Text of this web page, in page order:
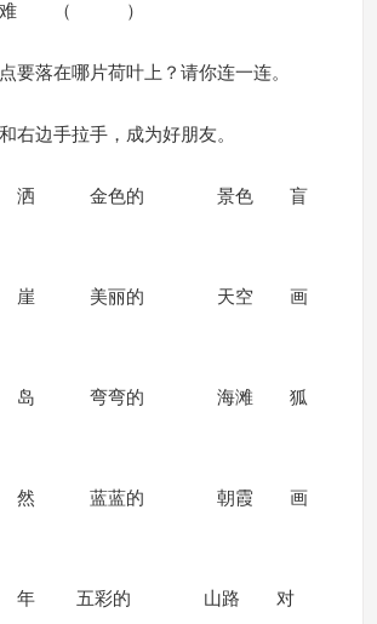
（ ）
要落在哪片荷叶上？请你连一连。
右边手拉手，成为好朋友。
金色的 景色 盲
美丽的 天空 画
弯弯的 海滩 狐
蓝蓝的 朝霞 画
五彩的 山路 对